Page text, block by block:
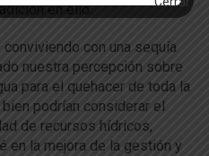
en ello.
con una sequía
nuestra percepción sobre
para el quehacer de toda la
podrían considerar el
de recursos hídricos,
en la mejora de la gestión y